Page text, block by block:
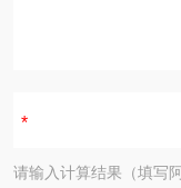
请输入计算结果（填写